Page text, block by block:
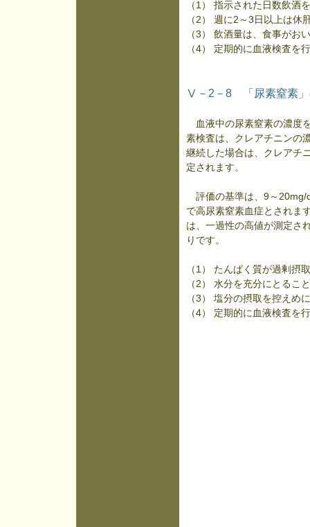
（1） 指示された日数飲酒
（2） 週に2～3日以上は休
（3） 飲酒量は、食事がお
（4） 定期的に血液検査を
Ⅴ－2－8 「尿素窒素」
血液中の尿素窒素の濃度
素検査は、クレアチニンの
継続した場合は、クレアチ
定されます。
評価の基準は、9～20mg/
で高尿素窒素血症とされま
は、一過性の高値が測定さ
りです。
（1） たんぱく質が過剰摂
（2） 水分を充分にとること
（3） 塩分の摂取を控えめ
（4） 定期的に血液検査を